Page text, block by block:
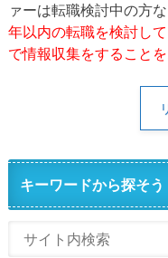
ァーは転職検討中の方
年以内の転職を検討し
で情報収集をすること
キーワードから探そう